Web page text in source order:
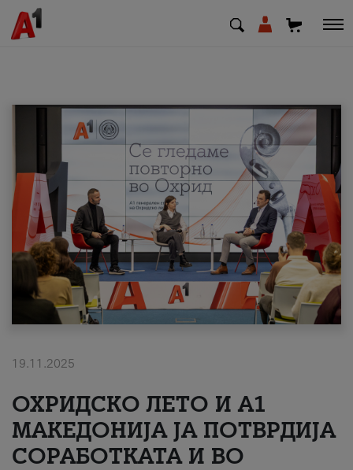
МК SQ
Приватни Деловни
Поддршка
Надополни кредит
#ПодобарОнлајн
19.11.2025
ОХРИДСКО ЛЕТО И A1
МАКЕДОНИЈА ЈА ПОТВРДИЈА
СОРАБОТКАТА И ВО